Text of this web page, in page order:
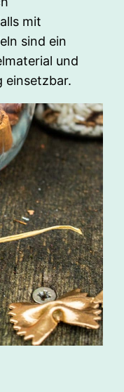
mit
sind ein
und
einsetzbar.